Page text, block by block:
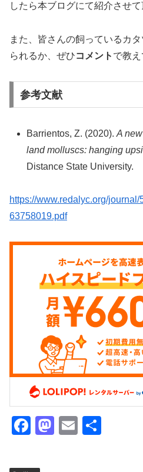
したら本ブログにて紹介させ
また、皆さんの飼っているカ
られるか、ぜひコメント で教
参考文献
Barrientos, Z. (2020).A
land molluscs: hanging
Distance State University.
https://www.redalyc.org/
63758019.pdf
F
c
M
E